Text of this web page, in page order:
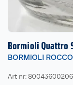
Bormioli Quattro
BORMIOLI ROCCO
Art nr: